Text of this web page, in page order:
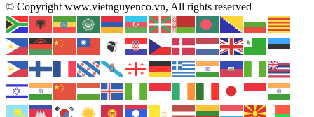
© Copyright www.vietnguyenco.vn, All rights reserved